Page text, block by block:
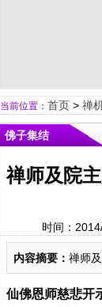
当前位置： 首页> 禅
佛子集结
禅师及院
时间：
内容摘要： 禅师
仙佛恩师慈悲开